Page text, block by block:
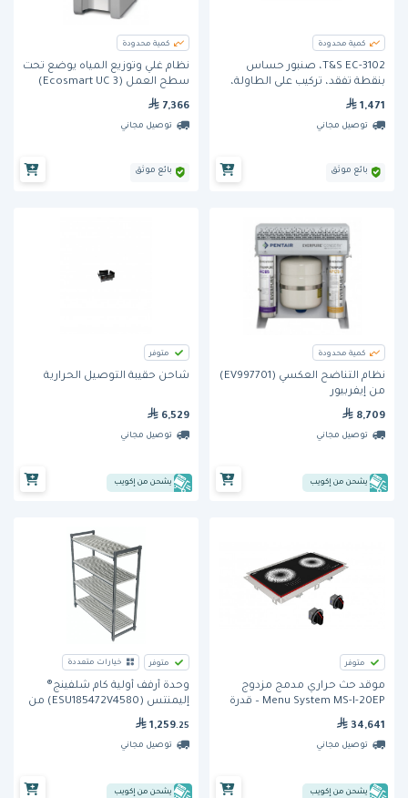
كمية محدودة
T&S EC-3102، صنبور حساس
بنقطة تفقد، تركيب على الطاولة،
فوهة مصبوبة
1,471
توصيل مجاني
بائع موثق
كمية محدودة
نظام غلي وتوزيع المياه يوضع تحت
سطح العمل (Ecosmart UC 3)
من ماركو - 3 لتر
7,366
توصيل مجاني
بائع موثق
كمية محدودة
نظام التناضح العكسي (EV997701)
من إيفربيور
8,709
توصيل مجاني
يشحن من إكويب
متوفر
شاحن حقيبة التوصيل الحرارية
6,529
توصيل مجاني
يشحن من إكويب
متوفر
موقد حث حراري مدمج مزدوج
Menu System MS-I-20EP – قدرة
34,641
توصيل مجاني
يشحن من إكويب
متوفر خيارات متعددة
وحدة أرفف أولية كام شلفينج®
إليمنتس (ESU185472V4580) من
1,259.25
توصيل مجاني
يشحن من إكويب